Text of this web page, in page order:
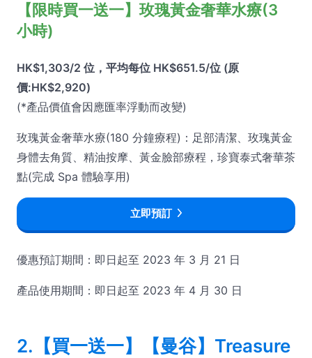
【限時買一送一】玫瑰黃金奢華水療(3
小時)
HK$1,303/2 位，平均每位 HK$651.5/位 (原
價:HK$2,920)
(*產品價值會因應匯率浮動而改變)
玫瑰黃金奢華水療(180 分鐘療程)：足部清潔、玫瑰黃金
身體去角質、精油按摩、黃金臉部療程，珍寶泰式奢華茶
點(完成 Spa 體驗享用)
立即預訂
優惠預訂期間：即日起至 2023 年 3 月 21 日
產品使用期間：即日起至 2023 年 4 月 30 日
2.【買一送一】【曼谷】Treasure